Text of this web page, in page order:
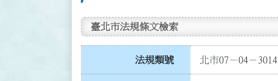
臺北市法規條文檢索
法規類號 北市07－04－3014